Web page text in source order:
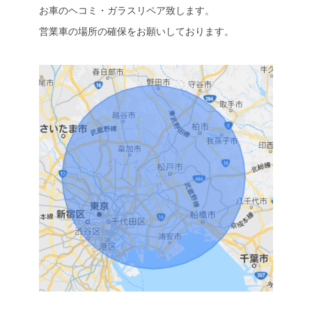
お車のヘコミ・ガラスリペア致します。
営業車の場所の確保をお願いしております。